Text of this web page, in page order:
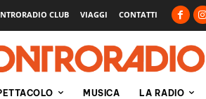
CLUB VIAGGI CONTATTI
MUSICA LA RADIO